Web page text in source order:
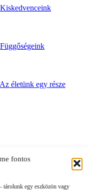
fontos
tárolunk egy eszközön vagy
életünk egy része